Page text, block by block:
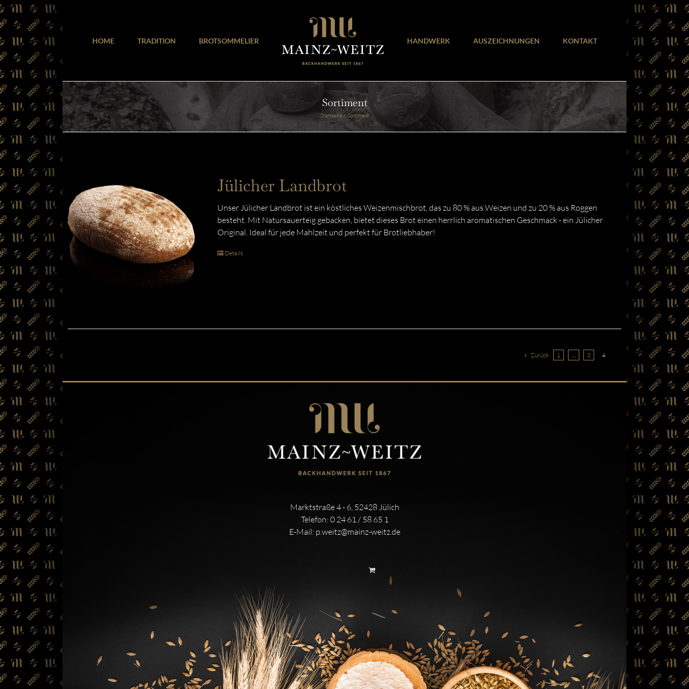
Zum
Inhalt
springen
HOME TRADITION BROTSOMMELIER HANDWERK AUSZEICHNUNGEN KONTAKT
Sortiment
Startseite Sortiment
Jülicher Landbrot
Unser Jülicher Landbrot ist ein köstliches Weizenmischbrot, das zu 80 % aus Weizen und zu 20 % aus Roggen
besteht. Mit Natursauerteig gebacken, bietet dieses Brot einen herrlich aromatischen Geschmack - ein Jülicher
Original. Ideal für jede Mahlzeit und perfekt für Brotliebhaber!
Details
Zurück 1 … 3 4
Marktstraße 4 - 6, 52428 Jülich
Telefon: 0 24 61 / 58 65 1
E-Mail: p.weitz@mainz-weitz.de